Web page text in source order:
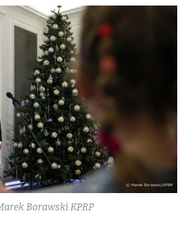
Borawski KPRP